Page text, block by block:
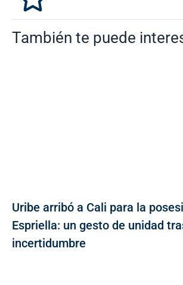
También te puede
Uribe arribó a Cali para la
Espriella: un gesto de unidad
incertidumbre